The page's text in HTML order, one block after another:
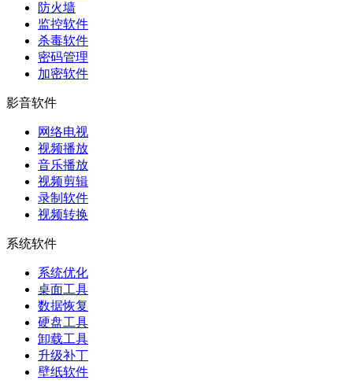
防火墙
监控软件
杀毒软件
密码管理
加密软件
影音软件
网络电视
视频播放
音乐播放
视频剪辑
录制软件
视频转换
系统软件
系统优化
桌面工具
数据恢复
硬盘工具
卸载工具
升级补丁
壁纸软件